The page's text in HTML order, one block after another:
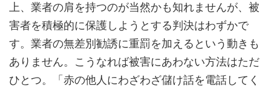
上、業者の肩を持つのが当然かも知れませんが、被
害者を積極的に保護しようとする判決はわずかで
す。業者の無差別勧誘に重罰を加えるという動きも
ありません。こうなれば被害にあわない方法はただ
ひとつ。「赤の他人にわざわざ儲け話を電話してく